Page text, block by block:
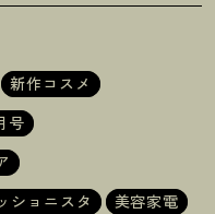
新作コスメ
号
ショニスタ
美容家電